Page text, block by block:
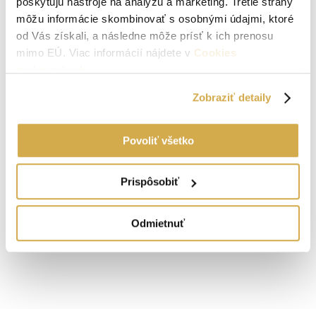
môžu informácie skombinovať s osobnými údajmi, ktoré
od Vás získali, a následne môže prísť k ich prenosu
mimo EÚ. Viac informácií nájdete v Cookies
Zobraziť detaily
Povoliť všetko
Prispôsobiť
Odmietnuť